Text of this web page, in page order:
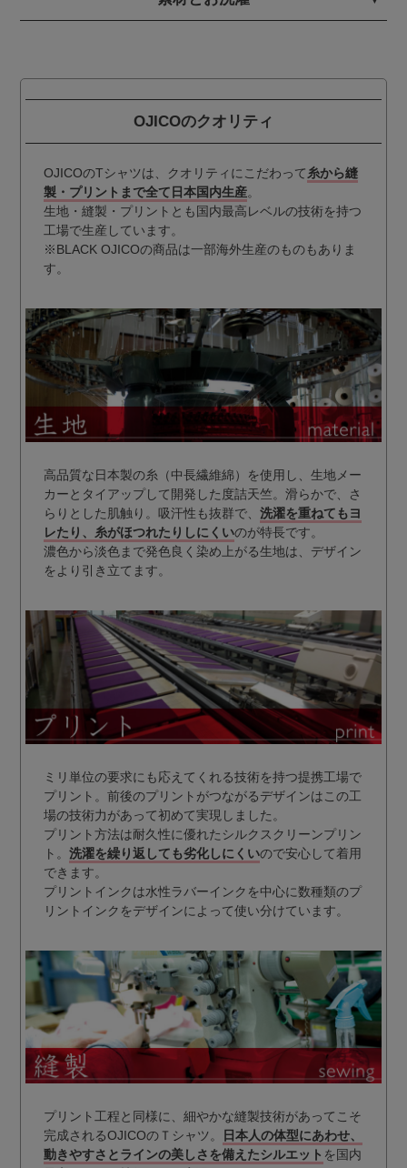
OJICOのクオリティ
OJICOのTシャツは、クオリティにこだわって糸から縫
製・プリントまで全て日本国内生産。
生地・縫製・プリントとも国内最高レベルの技術を持つ
工場で生産しています。
※BLACK OJICOの商品は一部海外生産のものもありま
す。
高品質な日本製の糸（中長繊維綿）を使用し、生地メー
カーとタイアップして開発した度詰天竺。滑らかで、さ
らりとした肌触り。吸汗性も抜群で、 洗濯を重ねてもヨ
レたり、糸がほつれたりしにくいのが特長です。
濃色から淡色まで発色良く染め上がる生地は、デザイン
をより引き立てます。
ミリ単位の要求にも応えてくれる技術を持つ提携工場で
プリント。前後のプリントがつながるデザインはこの工
場の技術力があって初めて実現しました。
プリント方法は耐久性に優れたシルクスクリーンプリン
ト。 洗濯を繰り返しても劣化しにくいので安心して着用
できます。
プリントインクは水性ラバーインクを中心に数種類のプ
リントインクをデザインによって使い分けています。
プリント工程と同様に、細やかな縫製技術があってこそ
完成されるOJICOのＴシャツ。
日本人の体型にあわせ、
動きやすさとラインの美しさを備えたシルエット を国内